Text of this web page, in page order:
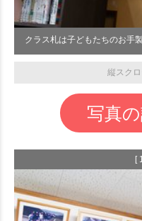
クラス札は子どもたちのお手
縦スク
写真
[